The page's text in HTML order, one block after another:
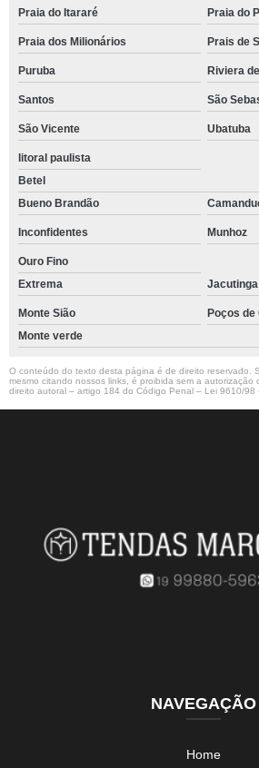
Praia do Itararé Praia do
Praia dos Milionários Prais de
Puruba Riviera
Santos São
São Vicente Ubatuba
litoral paulista
Betel
Bueno Brandão
Inconfidentes Munhoz
Ouro Fino
Extrema
Jacutinga
Monte Sião
Poços de
Monte verde
O conteúdo do texto desta página é de direito reservado.
mesmo citando nossos links, é proibida sem a autorização
direito autoral – artigo 184 do Código Penal – Lei 9610/98
NAVEGAÇÃO
Home